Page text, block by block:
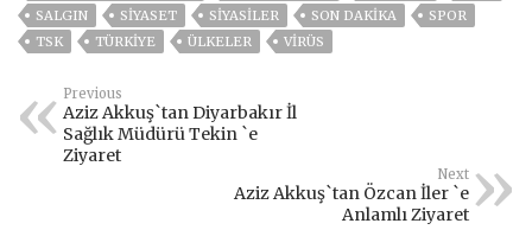
SALGIN
SİYASET SİYASİLER SON DAKIKA
SPOR
TSK
TÜRKİYE ÜLKELER VIRÜS
Previous
Aziz Akkuş`tan Diyarbakır İl
Sağlık Müdürü Tekin `e
Ziyaret
Next
Aziz Akkuş`tan Özcan İler `e
Anlamlı Ziyaret